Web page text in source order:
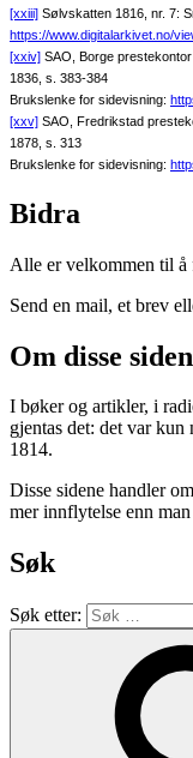
[xxiii] Sølvskatten 1816, nr. 7:
https://www.digitalarkivet.no/
[xxiv] SAO, Borge
1836, s. 383-384
Brukslenke for sidevisning:
[xxv] SAO, Fredrikstad
1878, s. 313
Brukslenke for sidevisning:
Bidra
Alle er velkommen til å
Send en mail, et brev
Om disse
I bøker og artikler, i
gjentas det: det var
1814.
Disse sidene handler
mer innflytelse enn
Søk
Søk etter: